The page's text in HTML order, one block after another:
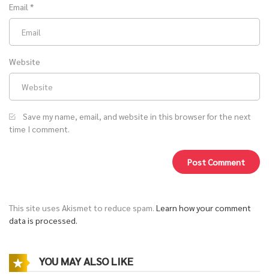
Email *
Website
Save my name, email, and website in this browser for the next
time I comment.
This site uses Akismet to reduce spam. Learn how your comment
data is processed.
YOU MAY ALSO LIKE